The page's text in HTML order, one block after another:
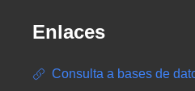
Enlaces
Consulta a bases de